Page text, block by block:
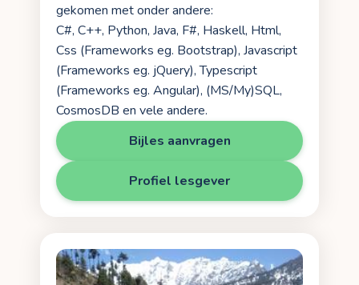
gekomen met onder andere:
C#, C++, Python, Java, F#, Haskell, Html,
Css (Frameworks eg. Bootstrap), Javascript
(Frameworks eg. jQuery), Typescript
(Frameworks eg. Angular), (MS/My)SQL,
CosmosDB en vele andere.
Bijles aanvragen
Profiel lesgever